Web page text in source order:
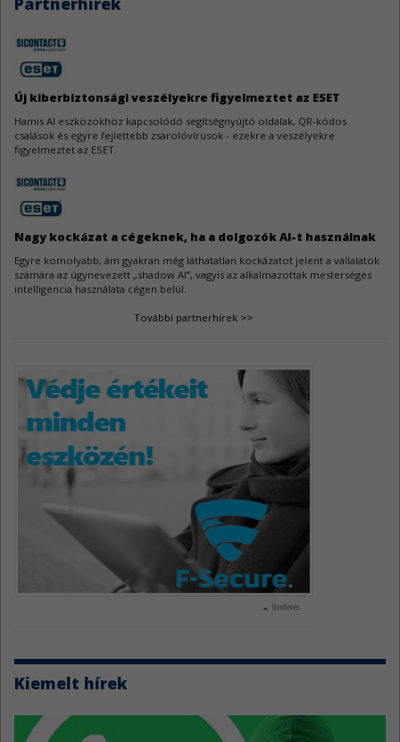
Go sérülékenységek
A Go jelentős mennyiségű sebezhetőség miatt kapott frissítést.
WeeChat sebezhetőségek
A WeeChat kapcsán három biztonsági hiba látott napvilágot.
AutoCAD sebezhetőségek
Az Autodesk AutoCAD szoftverek három biztonsági javítást kaptak.
Új kiberbiztonsági veszélyekre figyelmeztet az ESET
Hamis AI eszközökhöz kapcsolódó segítségnyújtó oldalak, QR-kódos
csalások és egyre fejlettebb zsarolóvírusok - ezekre a veszélyekre
figyelmeztet az ESET.
Nagy kockázat a cégeknek, ha a dolgozók AI-t használnak
Egyre komolyabb, ám gyakran még láthatatlan kockázatot jelent a vállalatok
számára az úgynevezett „shadow AI”, vagyis az alkalmazottak mesterséges
intelligencia használata cégen belül.
További partnerhírek >>
hirdetés
Kiemelt hírek